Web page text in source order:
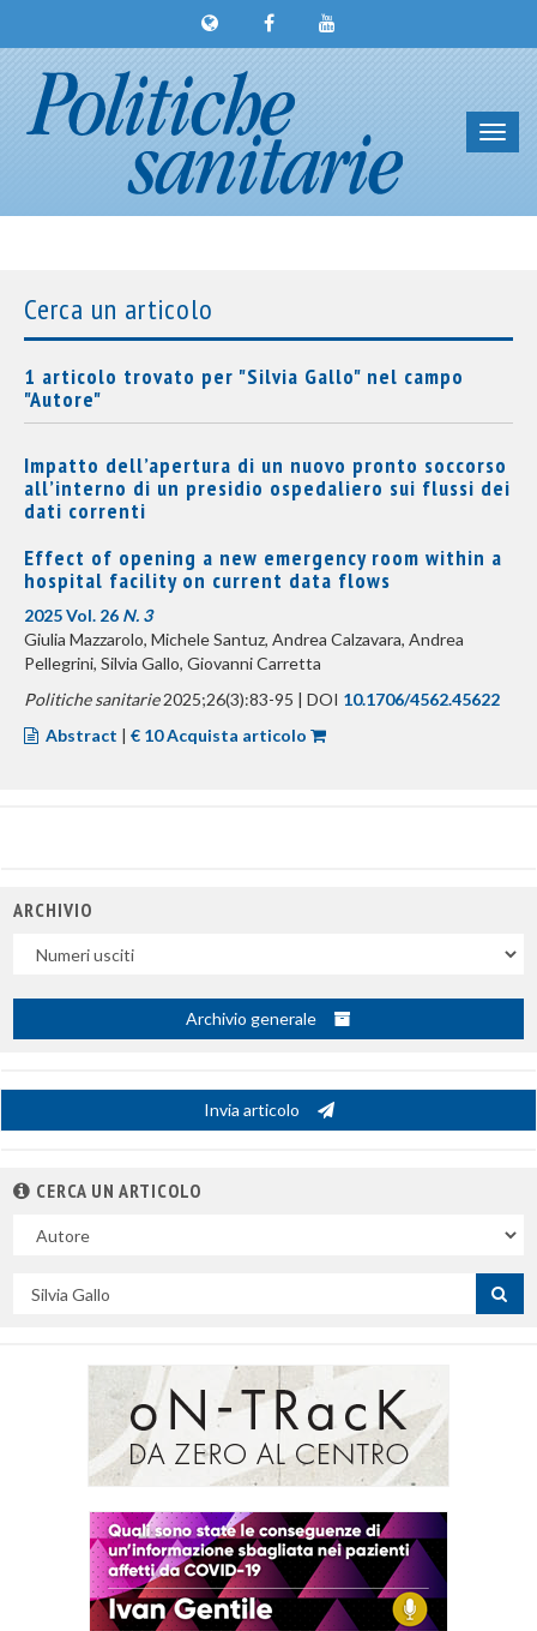
Cerca un articolo
1 articolo trovato per "Silvia Gallo" nel campo
"Autore"
Impatto dell’apertura di un nuovo pronto soccorso
all’interno di un presidio ospedaliero sui flussi dei
dati correnti
Effect of opening a new emergency room within a
hospital facility on current data flows
2025 Vol. 26 N. 3
Giulia Mazzarolo, Michele Santuz, Andrea Calzavara, Andrea
Pellegrini, Silvia Gallo, Giovanni Carretta
Politiche sanitarie2025;26(3):83-95 | DOI 10.1706/4562.45622
Abstract | € 10 Acquista articolo
ARCHIVIO
Archivio generale
Invia articolo
CERCA UN ARTICOLO
campo
per